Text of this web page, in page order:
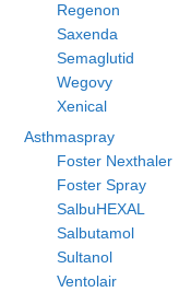
Regenon
Saxenda
Semaglutid
Wegovy
Xenical
Asthmaspray
Foster Nexthaler
Foster Spray
SalbuHEXAL
Salbutamol
Sultanol
Ventolair